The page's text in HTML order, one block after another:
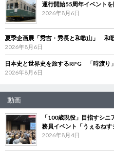
運行開始55周年イベント
2026年8月6日
夏季企画展「秀吉・秀長と和歌山」 和
2026年8月6日
日本史と世界史を旅するRPG 「時渡り
2026年8月6日
動画
「100歳現役」目指すシ
務員イベント「うぇるねす
2026年8月4日